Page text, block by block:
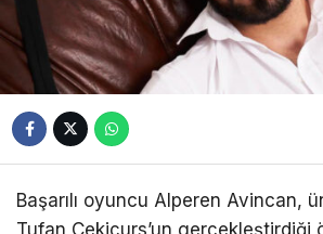
Başarılı oyuncu Alperen Avincan,